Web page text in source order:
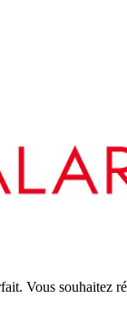
Vous souhaitez